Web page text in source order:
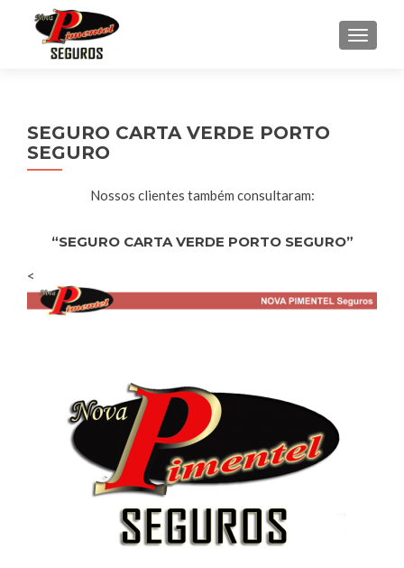
SEGURO CARTA VERDE PORTO
SEGURO
Nossos clientes também consultaram:
“SEGURO CARTA VERDE PORTO SEGURO”
<